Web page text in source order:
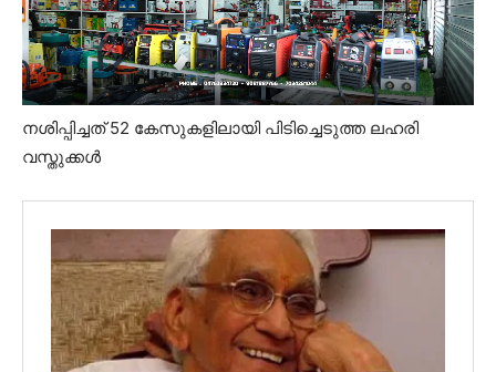
നശിപ്പിച്ചത് 52 കേസുകളിലായി പിടിച്ചെടുത്ത ലഹരി
വസ്തുക്കൾ